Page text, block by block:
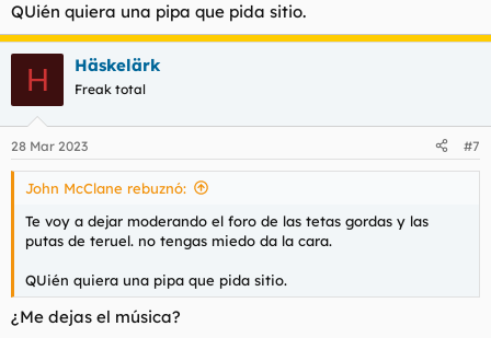
QUién quiera una pipa que pida sitio.
H Häskelärk
Freak total
28 Mar 2023 #7
John McClane rebuznó:
Te voy a dejar moderando el foro de las tetas gordas y las
putas de teruel. no tengas miedo da la cara.
QUién quiera una pipa que pida sitio.
¿Me dejas el música?